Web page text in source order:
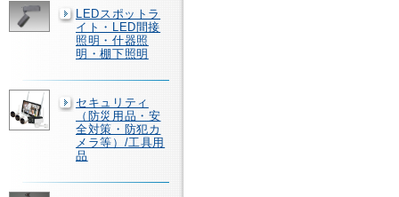
LEDスポットラ
イト・LED間接
照明・什器照
明・棚下照明
セキュリティ
（防災用品・安
全対策・防犯カ
メラ等）/工具用
品